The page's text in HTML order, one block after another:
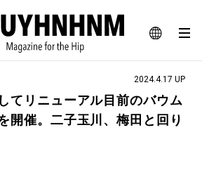
JA
EN
BLOG SNAP
ン、カルチャー、ライフスタイルWEBマガジン
2024.4.17 UP
てリニューアル目前のバウム
開催。二子玉川、梅田と回り